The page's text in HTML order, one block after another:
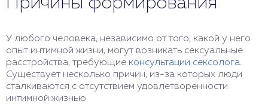
Причины формирования
У любого человека, независимо от того, какой у него
опыт интимной жизни, могут возникать сексуальные
расстройства, требующие консультации сексолога.
Существует несколько причин, из-за которых люди
сталкиваются с отсутствием удовлетворенности
интимной жизнью